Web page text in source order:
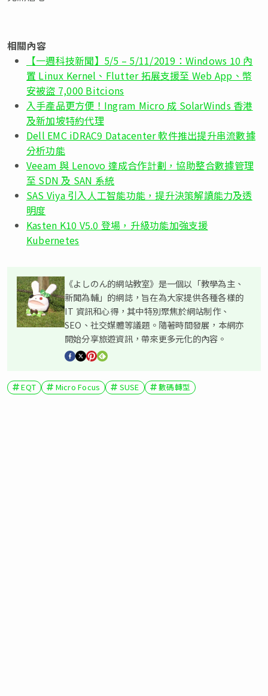
相關內容
【一週科技新聞】5/5 – 5/11/2019：Windows 10 內
置 Linux Kernel、Flutter 拓展支援至 Web App、幣
安被盜 7,000 Bitcions
入手產品更方便！Ingram Micro 成 SolarWinds 香港
及新加坡特約代理
Dell EMC iDRAC9 Datacenter 軟件推出提升串流數據
分析功能
Veeam 與 Lenovo 達成合作計劃，協助整合數據管理
至 SDN 及 SAN 系統
SAS Viya 引入人工智能功能，提升決策解讀能力及透
明度
Kasten K10 V5.0 登場，升級功能加強支援
Kubernetes
《よしのん的網站教室》是一個以「教學為主、
新聞為輔」的網誌，旨在為大家提供各種各樣的
IT 資訊和心得，其中特別聚焦於網站制作、
SEO、社交媒體等議題。隨著時間發展，本網亦
開始分享旅遊資訊，帶來更多元化的內容。
EQT Micro Focus SUSE 數碼轉型